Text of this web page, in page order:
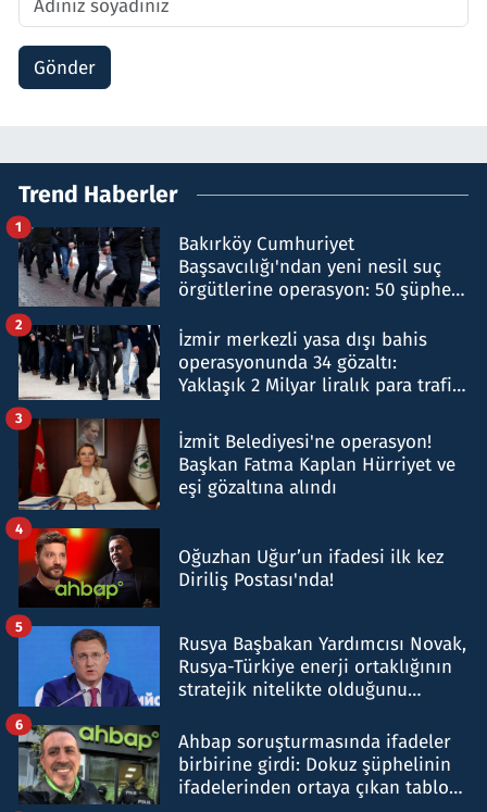
Gönder
Trend Haberler
Bakırköy Cumhuriyet
Başsavcılığı'ndan yeni nesil suç
örgütlerine operasyon: 50 şüpheli
1
İzmir merkezli yasa dışı bahis
operasyonunda 34 gözaltı:
Yaklaşık 2 Milyar liralık para trafiği
2
İzmit Belediyesi'ne operasyon!
Başkan Fatma Kaplan Hürriyet ve
eşi gözaltına alındı
3
Oğuzhan Uğur’un ifadesi ilk kez
Diriliş Postası'nda!
4
Rusya Başbakan Yardımcısı Novak,
Rusya-Türkiye enerji ortaklığının
stratejik nitelikte olduğunu
5
Ahbap soruşturmasında ifadeler
birbirine girdi: Dokuz şüphelinin
ifadelerinden ortaya çıkan tablo
6